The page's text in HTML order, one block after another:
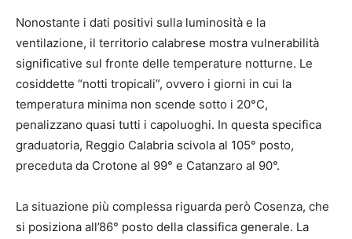
Nonostante i dati positivi sulla luminosità e la
ventilazione, il territorio calabrese mostra vulnerabilità
significative sul fronte delle temperature notturne. Le
cosiddette “notti tropicali”, ovvero i giorni in cui la
temperatura minima non scende sotto i 20°C,
penalizzano quasi tutti i capoluoghi. In questa specifica
graduatoria, Reggio Calabria scivola al 105° posto,
preceduta da Crotone al 99° e Catanzaro al 90°.
La situazione più complessa riguarda però Cosenza, che
si posiziona all’86° posto della classifica generale. La